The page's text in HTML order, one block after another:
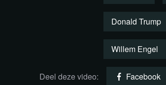
Meer informatie & tickets
Donald Trump
Willem Engel
Deel deze video: Facebook